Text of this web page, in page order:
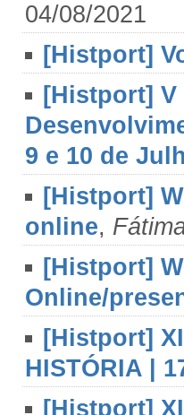
04/08/2021
[Histport]
[Histport]
9 e 10 de
[Histport]
online,
[Histport]
Online/
[Histport]
HISTÓRIA |
[Histport]